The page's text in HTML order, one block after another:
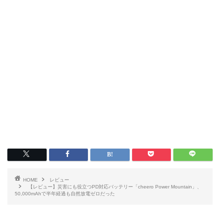
HOME
レビュー
【レビュー】災害にも役立つPD対応バッテリー「cheero Power Mountain」、
50,000mAhで半年経過も自然放電ゼロだった